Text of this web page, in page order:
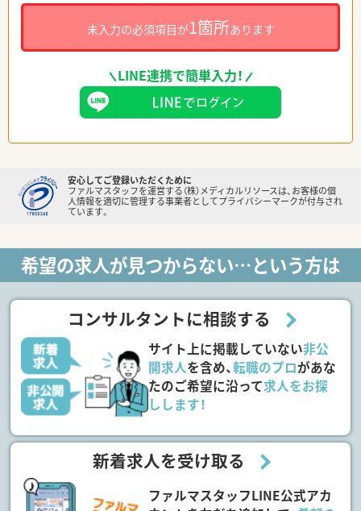
未入力の必須項目が1箇所あります
LINE連携で簡単入力！
安心してご登録いただくために
ファルマスタッフを運営する（株）メディカルリソースは、お客様の個
人情報を適切に管理する事業者としてプライバシーマークが付与され
ています。
希望の求人が見つからない…という方は
コンサルタントに相談する
サイト上に掲載していない非公
開求人を含め、転職のプロがあな
たのご希望に沿って求人をお探
しします！
新着求人を受け取る
ファルマスタッフLINE公式アカ